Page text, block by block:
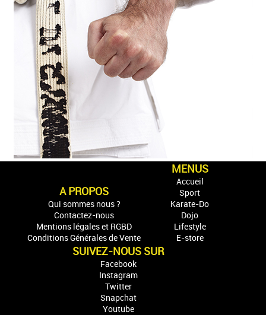
A PROPOS
Qui sommes nous ?
Contactez-nous
Mentions légales et RGBD
Conditions Générales de Vente
MENUS
Accueil
Sport
Karate-Do
Dojo
Lifestyle
E-store
SUIVEZ-NOUS SUR
Facebook
Instagram
Twitter
Snapchat
Youtube